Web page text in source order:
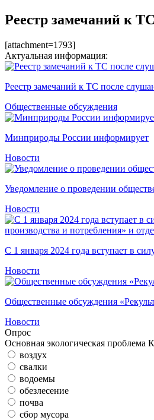
Реестр замечаний к
[attachment=1793]
Актуальная информация:
Реестр замечаний к ТС после
Общественные обсуждения
Минприроды России информирует
Новости
Уведомление о проведении
Новости
С 1 января 2024 года вступает в
Новости
Общественные обсуждения
Новости
Опрос
Основная экологическая проблема
воздух
свалки
водоемы
обезлесение
почва
сбор мусора